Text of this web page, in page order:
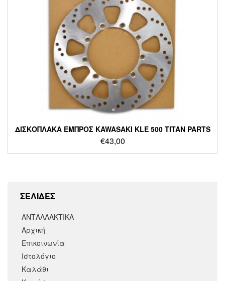
ΔΙΣΚΟΠΛΑΚΑ ΕΜΠΡΟΣ KAWASAKI KLE 500 TITAN PARTS
€43,00
ΣΕΛΙΔΕΣ
ΑΝΤΑΛΛΑΚΤΙΚΑ
Αρχική
Επικοινωνία
Ιστολόγιο
Καλάθι